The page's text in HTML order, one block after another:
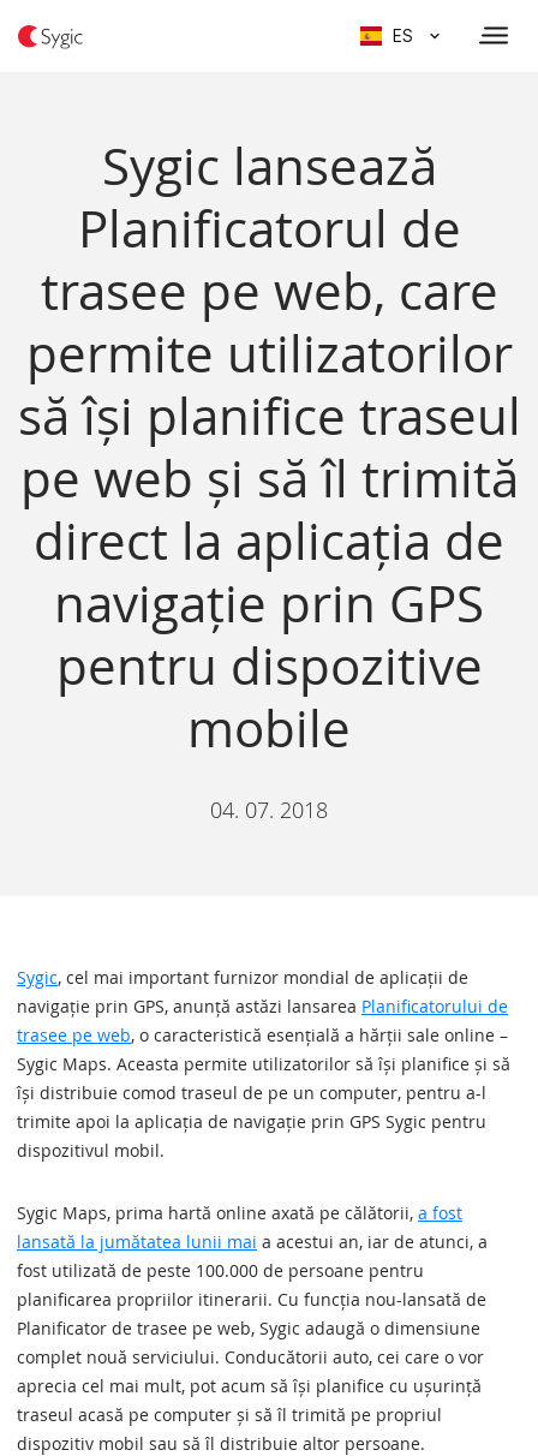
ES
Sygic lansează
Planificatorul de
trasee pe web, care
permite utilizatorilor
să își planifice traseul
pe web și să îl trimită
direct la aplicația de
navigație prin GPS
pentru dispozitive
mobile
04. 07. 2018
Sygic, cel mai important furnizor mondial de aplicații de
navigație prin GPS, anunță astăzi lansarea Planificatorului de
trasee pe web, o caracteristică esențială a hărții sale online –
Sygic Maps. Aceasta permite utilizatorilor să își planifice și să
își distribuie comod traseul de pe un computer, pentru a-l
trimite apoi la aplicația de navigație prin GPS Sygic pentru
dispozitivul mobil.
Sygic Maps, prima hartă online axată pe călătorii, a fost
lansată la jumătatea lunii mai a acestui an, iar de atunci, a
fost utilizată de peste 100.000 de persoane pentru
planificarea propriilor itinerarii. Cu funcția nou-lansată de
Planificator de trasee pe web, Sygic adaugă o dimensiune
complet nouă serviciului. Conducătorii auto, cei care o vor
aprecia cel mai mult, pot acum să își planifice cu ușurință
traseul acasă pe computer și să îl trimită pe propriul
dispozitiv mobil sau să îl distribuie altor persoane.